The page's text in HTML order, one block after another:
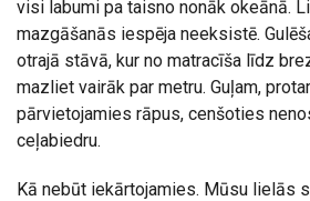
visi labumi pa taisno nonāk okeānā.
mazgāšanās iespēja neeksistē.
otrajā stāvā, kur no matracīša līdz
mazliet vairāk par metru. Guļam,
pārvietojamies rāpus, cenšoties
ceļabiedru.
Kā nebūt iekārtojamies. Mūsu lielās